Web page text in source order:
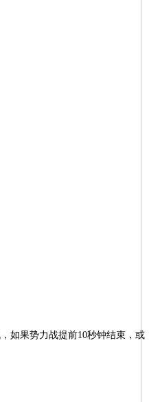
如果势力战提前10秒钟结束，或